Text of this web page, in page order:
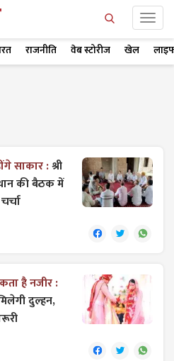
राजनीति वेब स्टोरीज खेल
साकार :श्री
की बैठक में
है नजीर :
दुल्हन,